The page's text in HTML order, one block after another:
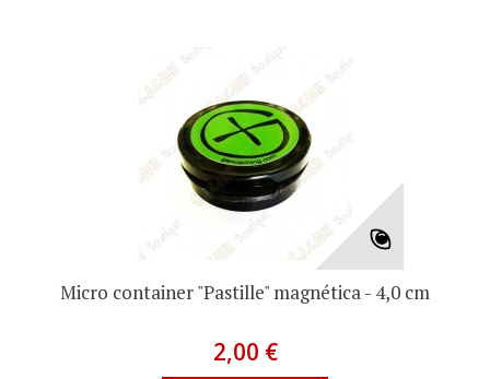
Micro container "Pastille" magnética - 4,0 cm
2,00 €